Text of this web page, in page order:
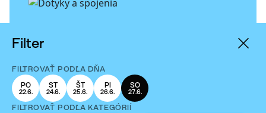
Filter
FILTROVAŤ PODĽA DŇA
PO
22.6.
ST
24.6.
ŠT
25.6.
PI
26.6.
SO
27.6.
FILTROVAŤ PODĽA KATEGÓRIÍ
Zostaňte v spojení s festivalom a získajte
newsletteru, ktorý pravidelne píše
programová riaditeľka Monika Michnová.